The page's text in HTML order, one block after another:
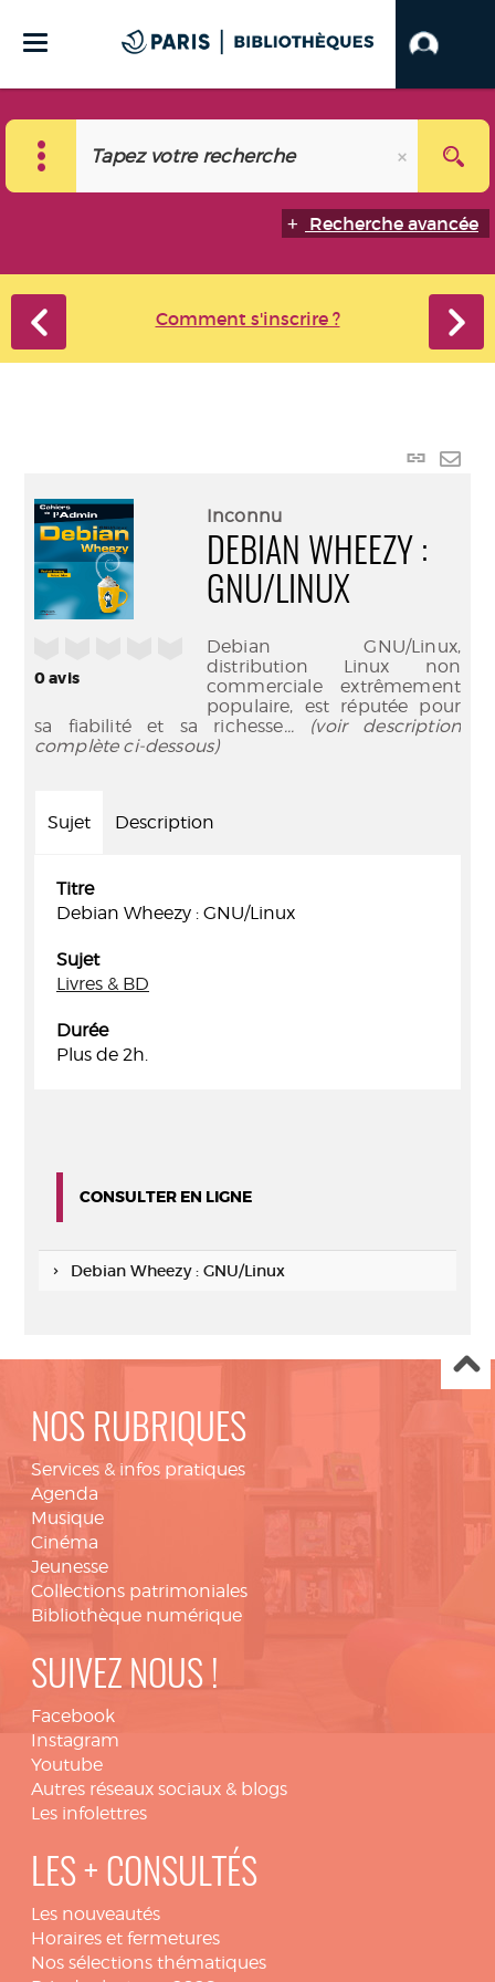
Recherche avancée
Comment s'inscrire ?
Lien
0avis
Inconnu
DEBIAN WHEEZY :
GNU/LINUX
Debian GNU/Linux,
distribution Linux non
commerciale extrêmement
populaire, est réputée pour
sa fiabilité et sa richesse... (voir description
complète ci-dessous)
Sujet Description
Titre
Debian Wheezy : GNU/Linux
Sujet
Livres & BD
Durée
Plus de 2h.
CONSULTER EN LIGNE
Debian Wheezy : GNU/Linux
NOS RUBRIQUES
Services & infos pratiques
Agenda
Musique
Cinéma
Jeunesse
Collections patrimoniales
Bibliothèque numérique
SUIVEZ NOUS !
Facebook
Instagram
Youtube
Autres réseaux sociaux & blogs
Les infolettres
LES + CONSULTÉS
Les nouveautés
Horaires et fermetures
Nos sélections thématiques